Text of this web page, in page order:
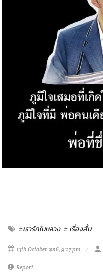
#เรารักในหลวง # เรื่องสั้น
13th October 2016, 9:27 pm
Report